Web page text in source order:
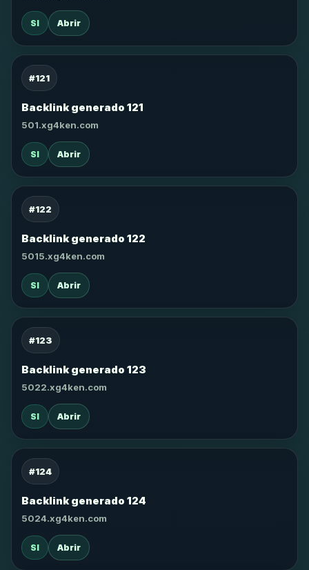
SI Abrir
#121
Backlink generado 121
501.xg4ken.com
SI Abrir
#122
Backlink generado 122
5015.xg4ken.com
SI Abrir
#123
Backlink generado 123
5022.xg4ken.com
SI Abrir
#124
Backlink generado 124
5024.xg4ken.com
SI Abrir